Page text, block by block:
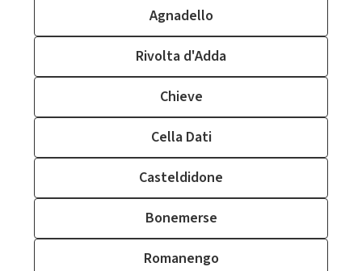
Agnadello
Rivolta d'Adda
Chieve
Cella Dati
Casteldidone
Bonemerse
Romanengo